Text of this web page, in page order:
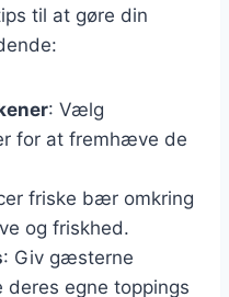
til at gøre din
: Vælg
for at fremhæve de
friske bær omkring
og friskhed.
: Giv gæsterne
egne toppings